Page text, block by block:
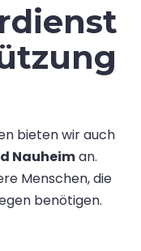
bieten wir auch
Nauheiman.
Menschen, die
benötigen.